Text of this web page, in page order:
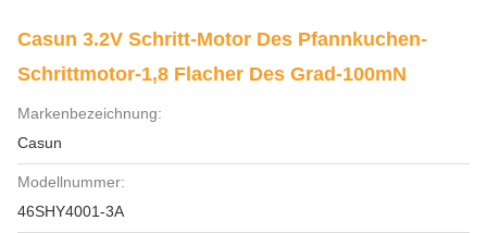
Casun 3.2V Schritt-Motor Des Pfannkuchen-
Schrittmotor-1,8 Flacher Des Grad-100mN
Markenbezeichnung:
Casun
Modellnummer:
46SHY4001-3A